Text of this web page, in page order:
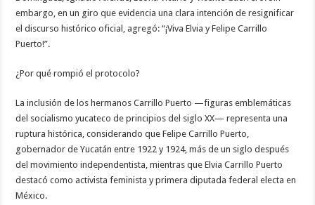
embargo, en un giro que evidencia una clara intención de resignificar
el discurso histórico oficial, agregó: “¡Viva Elvia y Felipe Carrillo
Puerto!”.
¿Por qué rompió el protocolo?
La inclusión de los hermanos Carrillo Puerto —figuras emblemáticas
del socialismo yucateco de principios del siglo XX— representa una
ruptura histórica, considerando que Felipe Carrillo Puerto,
gobernador de Yucatán entre 1922 y 1924, más de un siglo después
del movimiento independentista, mientras que Elvia Carrillo Puerto
destacó como activista feminista y primera diputada federal electa en
México.